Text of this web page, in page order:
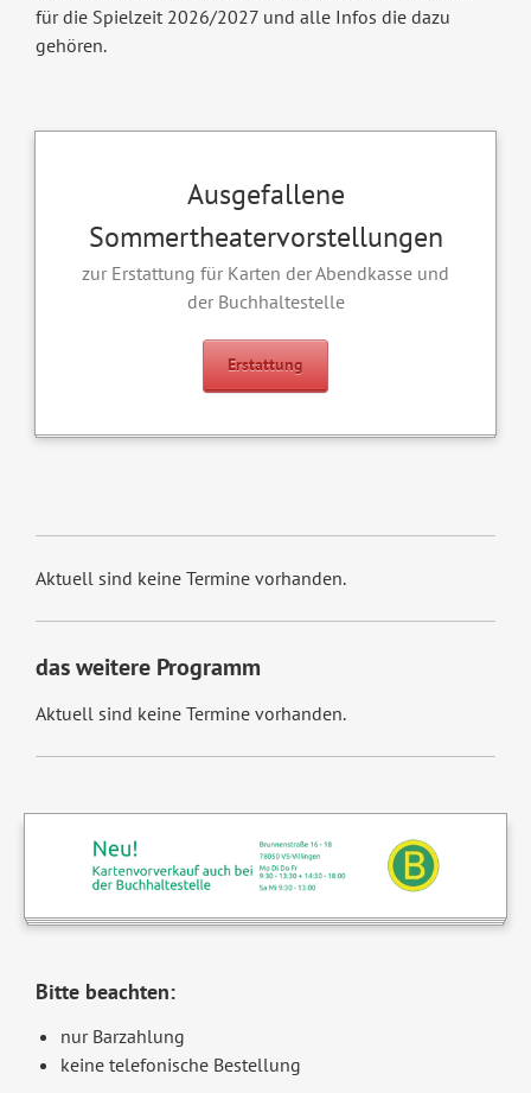
für die Spielzeit 2026/2027 und alle Infos die dazu
gehören.
Ausgefallene
Sommertheatervorstellungen
zur Erstattung für Karten der Abendkasse und
der Buchhaltestelle
Erstattung
Aktuell sind keine Termine vorhanden.
das weitere Programm
Aktuell sind keine Termine vorhanden.
Bitte beachten:
nur Barzahlung
keine telefonische Bestellung